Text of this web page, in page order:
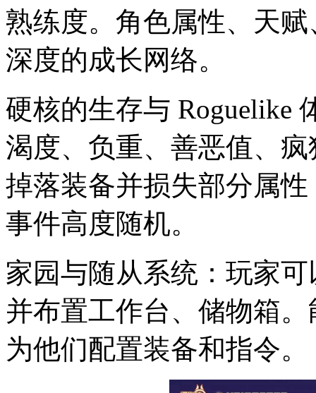
熟练度。角色属性、天
深度的成长网络。
硬核的生存与 Roguelike
渴度、负重、善恶值、
掉落装备并损失部分属
事件高度随机。
家园与随从系统：玩家
并布置工作台、储物箱
为他们配置装备和指令。